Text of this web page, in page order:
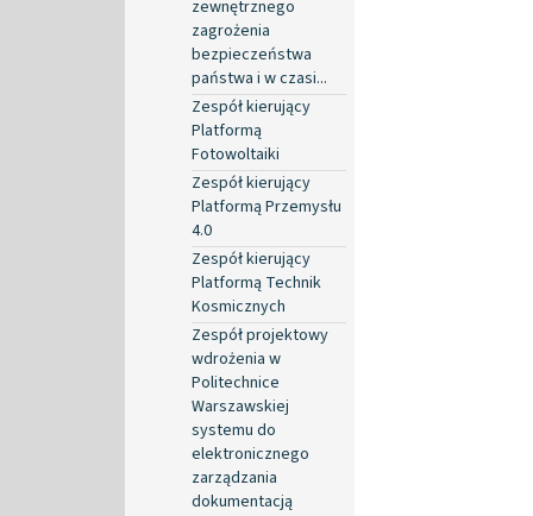
zewnętrznego
zagrożenia
bezpieczeństwa
państwa i w czasi...
Zespół kierujący
Platformą
Fotowoltaiki
Zespół kierujący
Platformą Przemysłu
4.0
Zespół kierujący
Platformą Technik
Kosmicznych
Zespół projektowy
wdrożenia w
Politechnice
Warszawskiej
systemu do
elektronicznego
zarządzania
dokumentacją